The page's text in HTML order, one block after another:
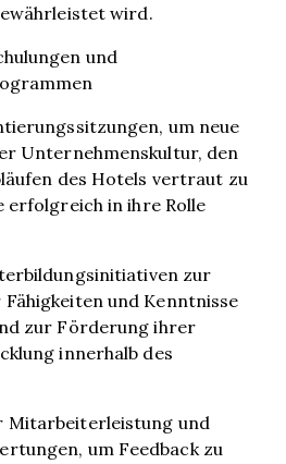
wird.
und
um neue
Unternehmenskultur, den
des Hotels vertraut zu
erfolgreich in ihre Rolle
zur
und Kenntnisse
zur Förderung ihrer
innerhalb des
Mitarbeiterleistung und
um Feedback zu